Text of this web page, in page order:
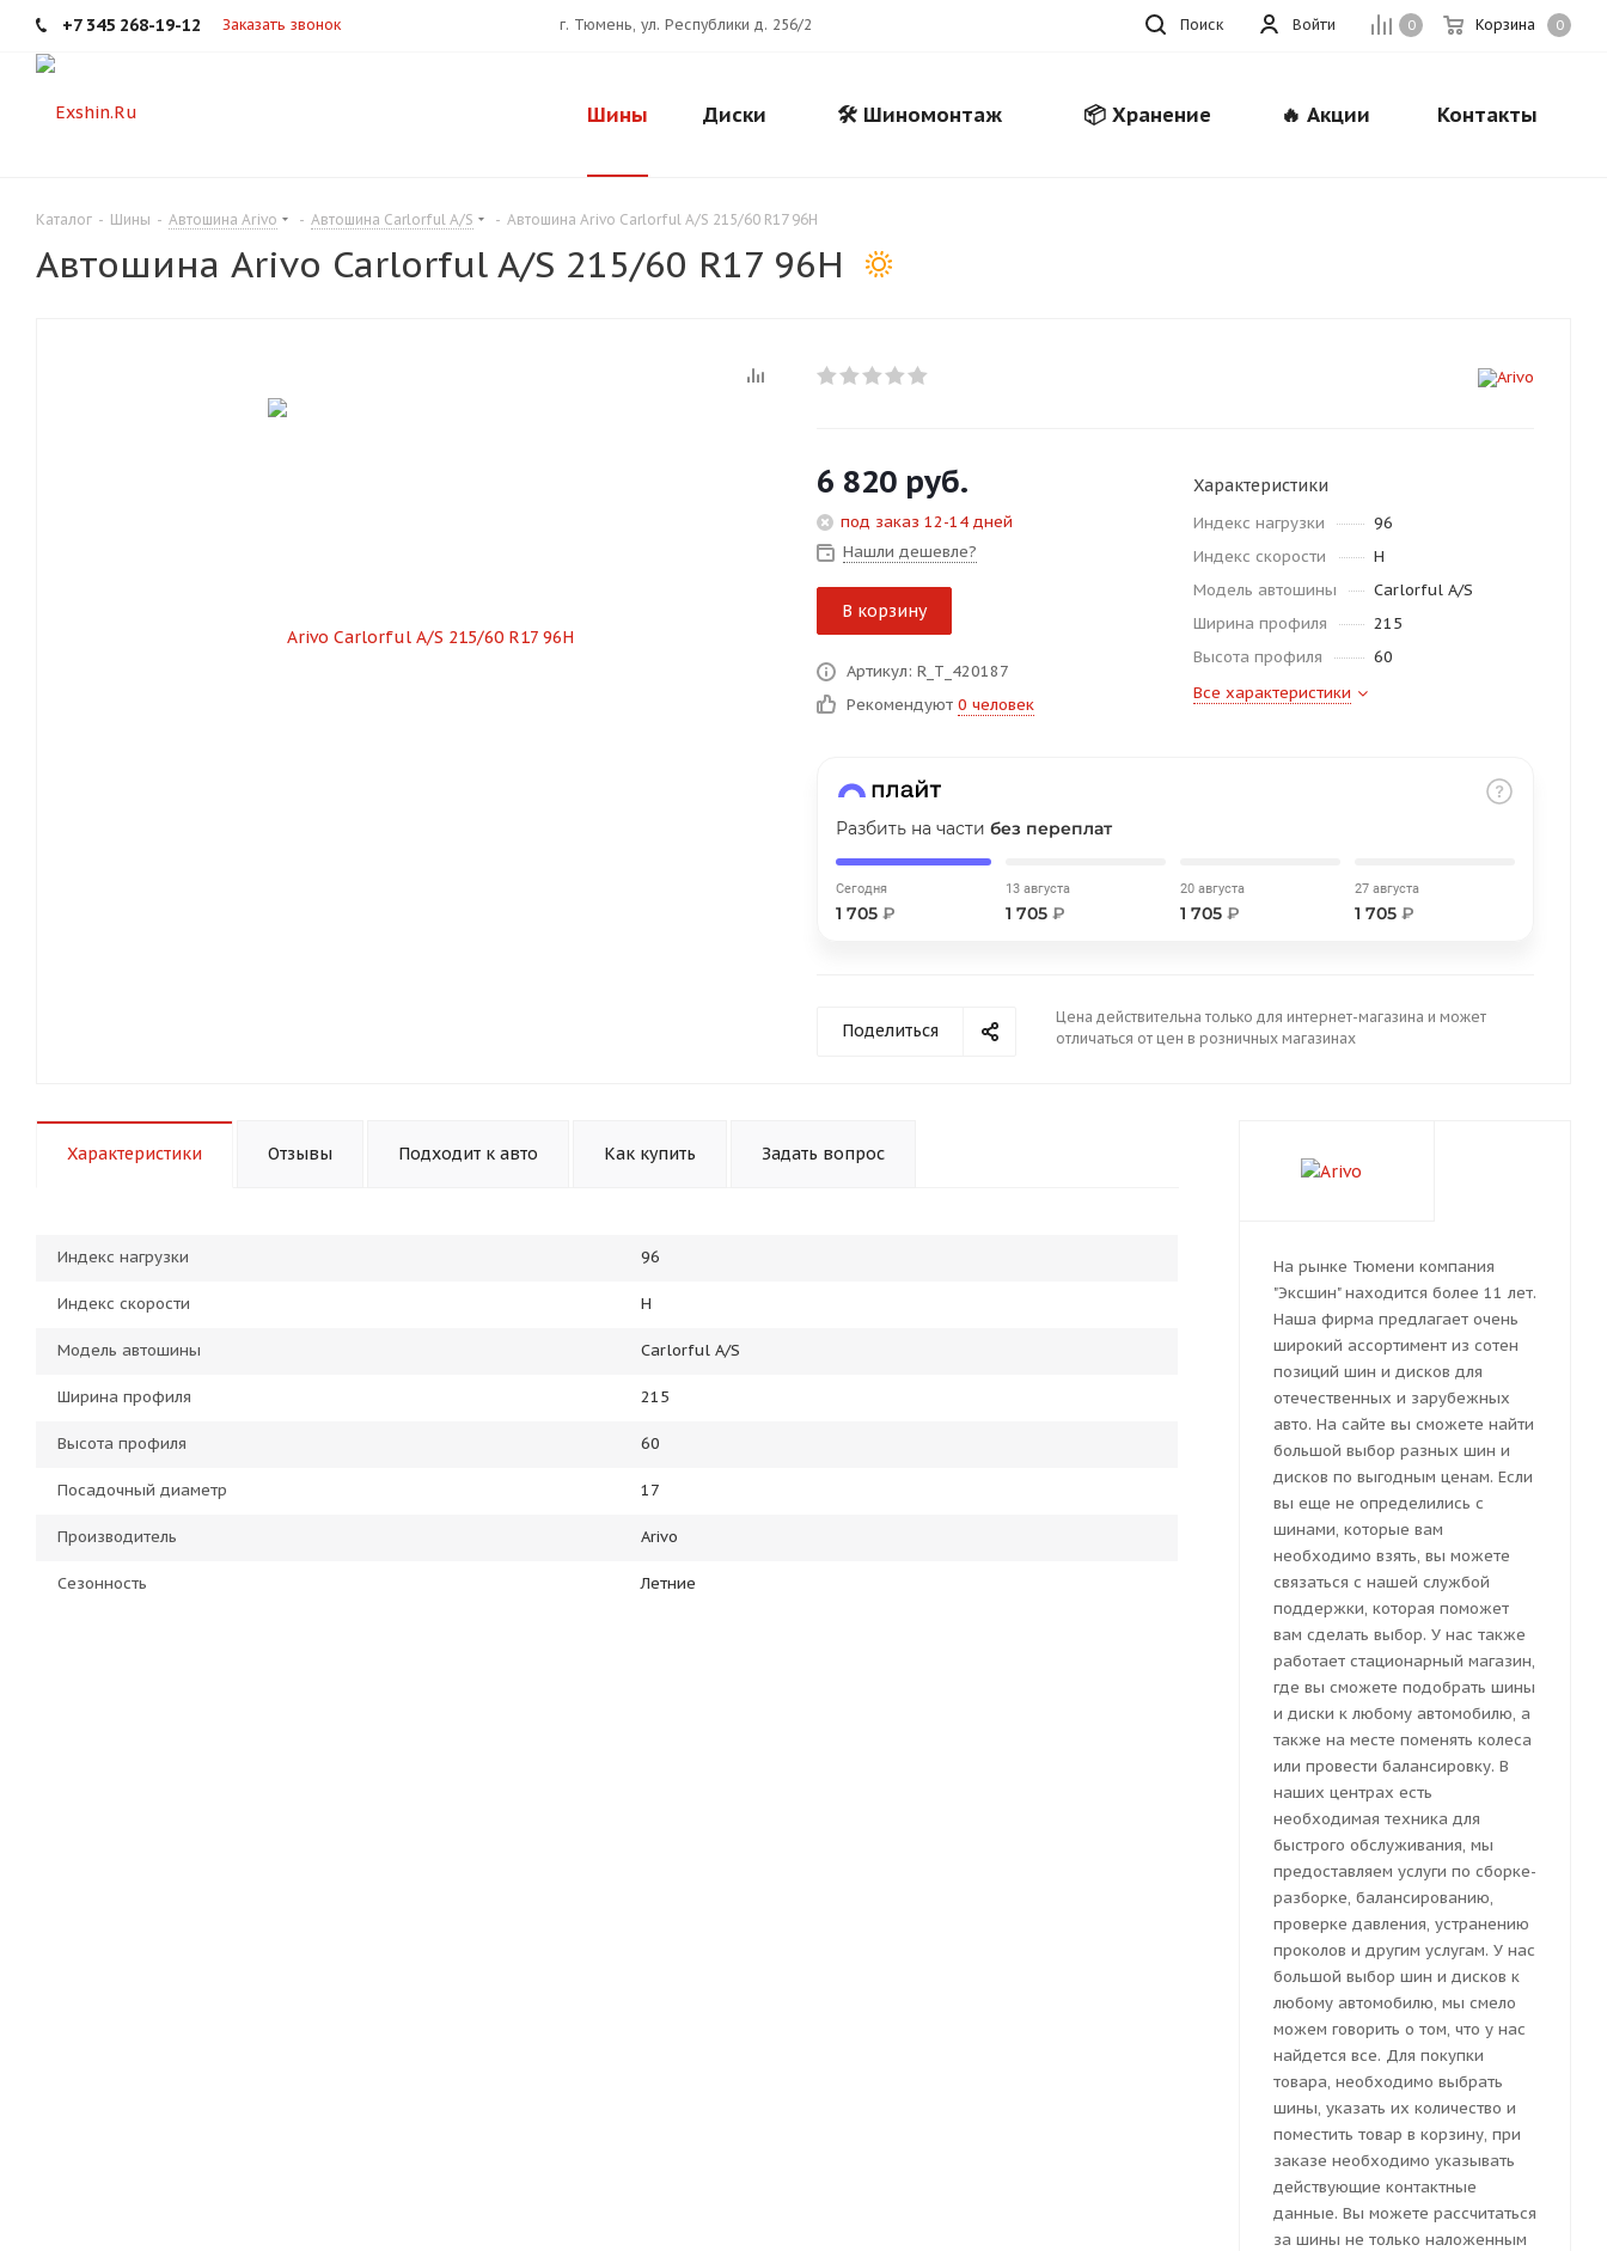
+7 345 268-19-12 Заказать звонок 0 Корзина 0
Войти
г. Тюмень, ул. Республики д. 256/2 Поиск
Шины Диски 🛠️ Шиномонтаж 📦 Хранение 🔥 Акции Контакты
Каталог - Шины - Автошина Arivo - Автошина Carlorful A/S - Автошина Arivo Carlorful A/S 215/60 R17 96H
Автошина Arivo Carlorful A/S 215/60 R17 96H
6 820 руб.
под заказ 12-14 дней
Нашли дешевле?
В корзину
Артикул: R_T_420187
Рекомендуют 0 человек
Характеристики
Индекс нагрузки
96
Индекс скорости
H
Модель автошины
Carlorful A/S
Ширина профиля
215
Высота профиля
60
Все характеристики
Разбить на части без переплат
Сегодня
1 705 ₽
13 августа
1 705 ₽
20 августа
1 705 ₽
27 августа
1 705 ₽
Поделиться
Цена действительна только для интернет-магазина и может
отличаться от цен в розничных магазинах
Характеристики Отзывы Подходит к авто Как купить Задать вопрос
Индекс нагрузки 96
Индекс скорости H
Модель автошины Carlorful A/S
Ширина профиля 215
Высота профиля 60
Посадочный диаметр 17
Производитель Arivo
Сезонность Летние
На рынке Тюмени компания
"Эксшин" находится более 11 лет.
Наша фирма предлагает очень
широкий ассортимент из сотен
позиций шин и дисков для
отечественных и зарубежных
авто. На сайте вы сможете найти
большой выбор разных шин и
дисков по выгодным ценам. Если
вы еще не определились с
шинами, которые вам
необходимо взять, вы можете
связаться с нашей службой
поддержки, которая поможет
вам сделать выбор. У нас также
работает стационарный магазин,
где вы сможете подобрать шины
и диски к любому автомобилю, а
также на месте поменять колеса
или провести балансировку. В
наших центрах есть
необходимая техника для
быстрого обслуживания, мы
предоставляем услуги по сборке-
разборке, балансированию,
проверке давления, устранению
проколов и другим услугам. У нас
большой выбор шин и дисков к
любому автомобилю, мы смело
можем говорить о том, что у нас
найдется все. Для покупки
товара, необходимо выбрать
шины, указать их количество и
поместить товар в корзину, при
заказе необходимо указывать
действующие контактные
данные. Вы можете рассчитаться
за шины не только наложенным
без переплат
График платежей
в корзину
Подробнееоб оплате Плайтом